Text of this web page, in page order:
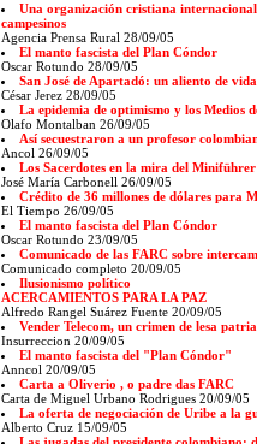
Una organización cristiana
campesinos
Agencia Prensa Rural 28/09/05
El manto fascista del Plan Cóndor
Oscar Rotundo 28/09/05
San José de Apartadó: un aliento de
César Jerez 28/09/05
La epidemia de optimismo y los Medios
Olafo Montalban 26/09/05
Así secuestraron a un profesor
Ancol 26/09/05
Los Sacerdotes en la mira del Miniführer
José María Carbonell 26/09/05
Crédito de 36 millones de dólares para
El Tiempo 26/09/05
El manto fascista del Plan Cóndor
Oscar Rotundo 23/09/05
Comunicado de las FARC sobre
Comunicado completo 20/09/05
Ilusionismo político
ACERCAMIENTOS PARA LA PAZ
Alfredo Rangel Suárez Fuente 20/09/05
Vender Telecom, un crimen de lesa patria
Insurreccion 20/09/05
El manto fascista del "Plan Cóndor"
Anncol 20/09/05
Carta a Oliverio , o padre das FARC
Carta de Miguel Urbano Rodrigues 20/09/05
La oferta de negociación de Uribe a la
Alberto Cruz 15/09/05